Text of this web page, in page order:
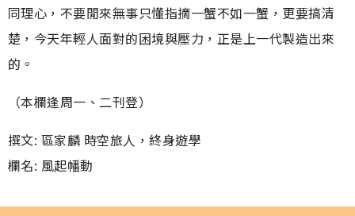
同理心，不要閒來無事只懂指摘一蟹不如一蟹，更要搞清
楚，今天年輕人面對的困境與壓力，正是上一代製造出來
的。
（本欄逢周一、二刊登）
撰文: 區家麟 時空旅人，終身遊學
欄名: 風起幡動